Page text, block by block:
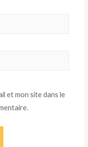
et mon site dans le